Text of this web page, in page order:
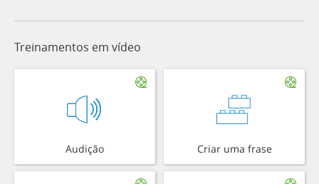
Treinamentos em vídeo
Audição Criar uma frase